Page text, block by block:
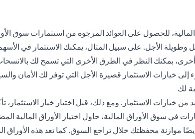
للحصول على العوائد المرجوة من استثمارات سوق
وطويلة الأجل. على سبيل المثال، يمكنك الاستثمار في
بمكنك النظر في الطرق الأخرى التي تسمح لك
خيارات الاستثمار قصيرة الأجل التي توفر لك الأمان
لك
من خيارات الاستثمار. ومع ذلك، قبل اختيار خيار الاستثمار ،
في سوق الأوراق المالية، حاول اختيار الأوراق المالية
موازنة محفظتك خلال تراجع السوق. كما تعد هذه الأوراق